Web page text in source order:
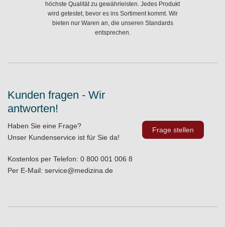
höchste Qualität zu gewährleisten. Jedes Produkt
wird getestet, bevor es ins Sortiment kommt. Wir
bieten nur Waren an, die unseren Standards
entsprechen.
Kunden fragen - Wir
antworten!
Haben Sie eine Frage?
Unser Kundenservice ist für Sie da!
Kostenlos per Telefon: 0 800 001 006 8
Per E-Mail: service@medizina.de
Frage stellen